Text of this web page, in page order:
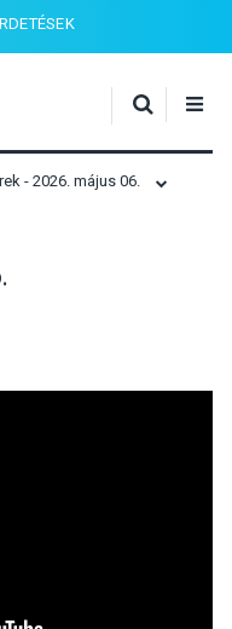
- 2026. május 06.